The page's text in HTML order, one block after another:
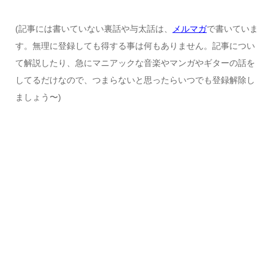
(記事には書いていない裏話や与太話は、 メルマガで書いていま
す。無理に登録しても得する事は何もありません。記事につい
て解説したり、急にマニアックな音楽やマンガやギターの話を
してるだけなので、つまらないと思ったらいつでも登録解除し
ましょう〜)